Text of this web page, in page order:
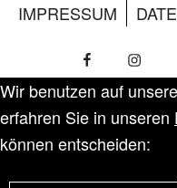
IMPRESSUM
Wir benutzen auf
erfahren Sie in unseren
können entscheiden: